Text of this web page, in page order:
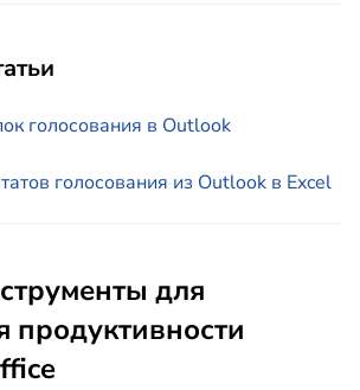
голосования в Outlook
голосования из Outlook в Excel
для